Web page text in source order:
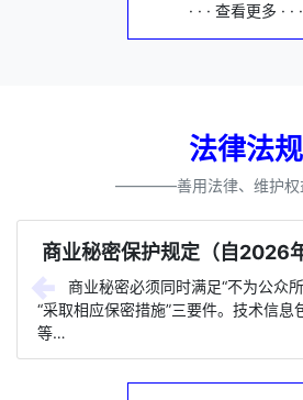
· · · 查看更多 · · ·
法律法规
————善用法律、维护
商业秘密保护规定（自2026
商业秘密必须同时满足“不为公众
“采取相应保密措施”三要件。技术信息
等…